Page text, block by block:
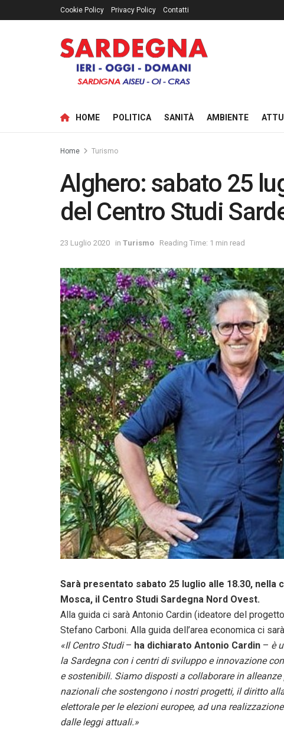
Cookie Policy Privacy Policy Contatti
HOME POLITICA SANITÀ AMBIENTE
Home Turismo
Alghero: sabato 25
del Centro Studi
23 Luglio 2020 in Turismo Reading Time: 1 min read
Sarà presentato sabato 25 luglio alle 18.30, nella
Mosca, il Centro Studi Sardegna Nord Ovest.
Alla guida ci sarà Antonio Cardin (ideatore del
Stefano Carboni. Alla guida dell’area economica ci
«Il Centro Studi– ha dichiarato Antonio Cardin – è
la Sardegna con i centri di sviluppo e innovazione
e sostenibili. Siamo disposti a collaborare in
nazionali che sostengono i nostri progetti, il diritto
elettorale per le elezioni europee, ad una
dalle leggi attuali.»